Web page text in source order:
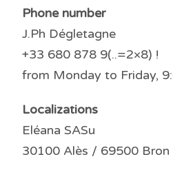
Phone number
J.Ph Dégletagne
+33 680 878 9(..=2×8) !
from Monday to Friday,
Localizations
Eléana SASu
30100 Alès / 69500 Bron